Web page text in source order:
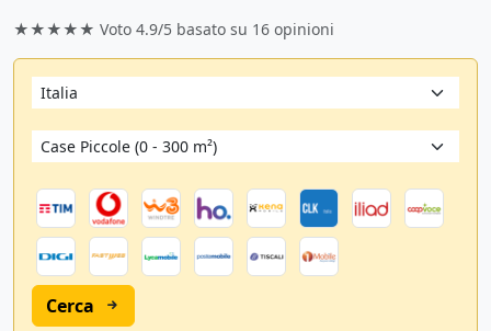
★★★★★ Voto 4.9/5 basato su 16 opinioni
Cerca